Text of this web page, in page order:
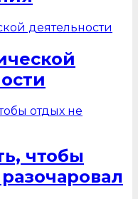
чтобы